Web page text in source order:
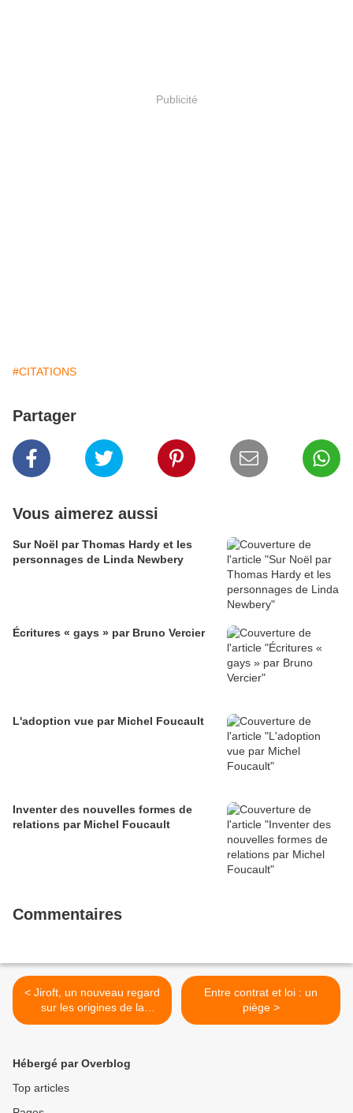
Publicité
#CITATIONS
Partager
Vous aimerez aussi
Sur Noël par Thomas Hardy et les
personnages de Linda Newbery
Écritures « gays » par Bruno Vercier
L'adoption vue par Michel Foucault
Inventer des nouvelles formes de
relations par Michel Foucault
Commentaires
< Jiroft, un nouveau regard
sur les origines de la
civilisation orientale
Entre contrat et loi : un
piège >
Hébergé par Overblog
Top articles